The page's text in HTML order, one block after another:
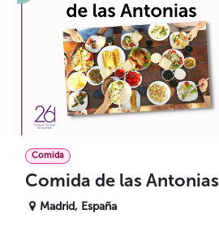
Comida
Comida de las Antonias
Madrid, España